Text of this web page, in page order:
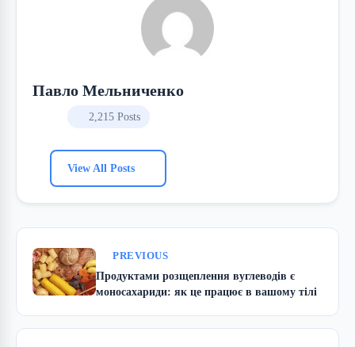
Павло Мельниченко
2,215 Posts
View All Posts
PREVIOUS
Продуктами розщеплення вуглеводів є
моносахариди: як це працює в вашому тілі